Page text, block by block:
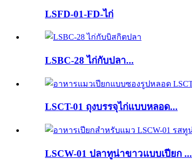
LSFD-01-FD-ไก่
LSBC-28 ไก่กับปลา...
LSCT-01 ถุงบรรจุไก่แบบหลอด...
LSCW-01 ปลาทูน่าขาวแบบเปียก ...